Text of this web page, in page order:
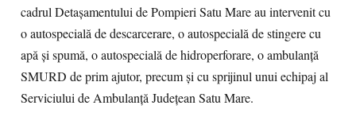
cadrul Detașamentului de Pompieri Satu Mare au intervenit cu
o autospecială de descarcerare, o autospecială de stingere cu
apă și spumă, o autospecială de hidroperforare, o ambulanță
SMURD de prim ajutor, precum și cu sprijinul unui echipaj al
Serviciului de Ambulanță Județean Satu Mare.